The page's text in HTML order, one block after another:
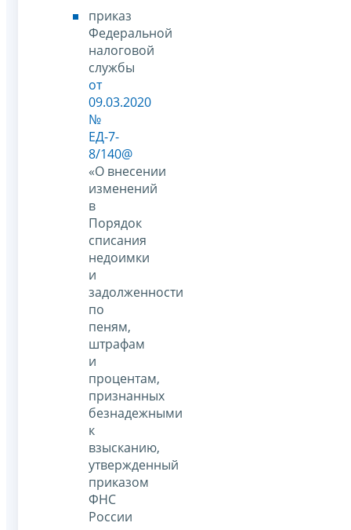
приказ
Федеральной
налоговой
службы
от
09.03.2020
№
ЕД-7-
8/140@
«О внесении
изменений
в
Порядок
списания
недоимки
и
задолженности
по
пеням,
штрафам
и
процентам,
признанных
безнадежными
к
взысканию,
утвержденный
приказом
ФНС
России